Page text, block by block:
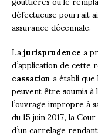
défectueuse pourrait
assurance décennale.
Lajurisprudencea
d’application de cette
cassationa établi
peuvent être soumis
l’ouvrage impropre à
du 15 juin 2017, la
d’un carrelage